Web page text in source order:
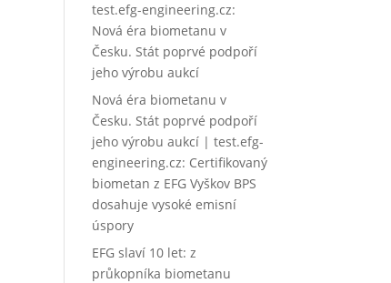
test.efg-engineering.cz:
Nová éra biometanu v
Česku. Stát poprvé podpoří
jeho výrobu aukcí
Nová éra biometanu v
Česku. Stát poprvé podpoří
jeho výrobu aukcí | test.efg-
engineering.cz: Certifikovaný
biometan z EFG Vyškov BPS
dosahuje vysoké emisní
úspory
EFG slaví 10 let: z
průkopníka biometanu